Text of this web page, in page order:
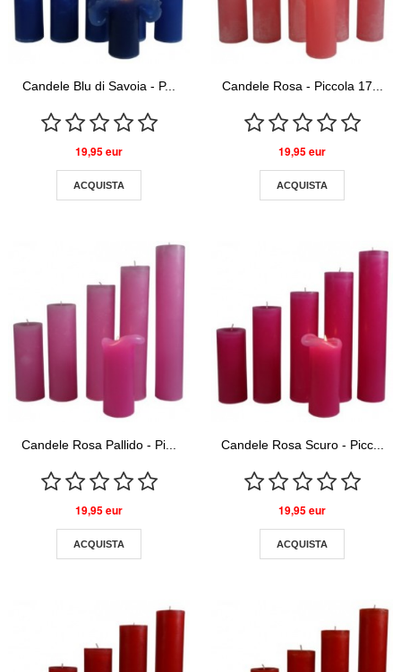
Candele Blu di Savoia - P...
19,95 eur
ACQUISTA
Candele Rosa - Piccola 17...
19,95 eur
ACQUISTA
Candele Rosa Pallido - Pi...
19,95 eur
ACQUISTA
Candele Rosa Scuro - Picc...
19,95 eur
ACQUISTA